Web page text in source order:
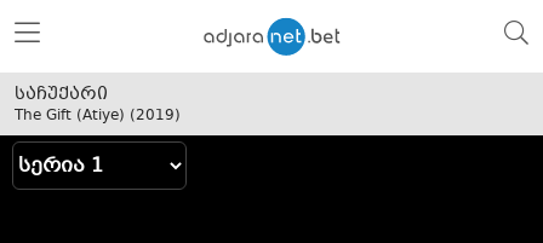
საჩუქარი
The Gift (Atiye) (2019)